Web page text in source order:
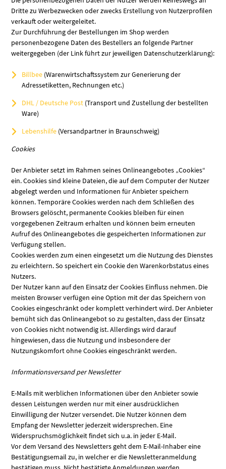
Dritte zu Werbezwecken oder zwecks Erstellung von Nutzerprofilen
verkauft oder weitergeleitet.
Zur Durchführung der Bestellungen im Shop werden
personenbezogene Daten des Bestellers an folgende Partner
weitergegeben (der Link führt zur jeweiligen Datenschutzerklärung):
Billbee (Warenwirtschaftssystem zur Generierung der
Adressetiketten, Rechnungen etc.)
DHL / Deutsche Post (Transport und Zustellung der bestellten
Ware)
Lebenshilfe (Versandpartner in Braunschweig)
Cookies
Der Anbieter setzt im Rahmen seines Onlineangebotes „Cookies“
ein. Cookies sind kleine Dateien, die auf dem Computer der Nutzer
abgelegt werden und Informationen für Anbieter speichern
können. Temporäre Cookies werden nach dem Schließen des
Browsers gelöscht, permanente Cookies bleiben für einen
vorgegebenen Zeitraum erhalten und können beim erneuten
Aufruf des Onlineangebotes die gespeicherten Informationen zur
Verfügung stellen.
Cookies werden zum einen eingesetzt um die Nutzung des Dienstes
zu erleichtern. So speichert ein Cookie den Warenkorbstatus eines
Nutzers.
Der Nutzer kann auf den Einsatz der Cookies Einfluss nehmen. Die
meisten Browser verfügen eine Option mit der das Speichern von
Cookies eingeschränkt oder komplett verhindert wird. Der Anbieter
bemüht sich das Onlineangebot so zu gestalten, dass der Einsatz
von Cookies nicht notwendig ist. Allerdings wird darauf
hingewiesen, dass die Nutzung und insbesondere der
Nutzungskomfort ohne Cookies eingeschränkt werden.
Informationsversand per Newsletter
E-Mails mit werblichen Informationen über den Anbieter sowie
dessen Leistungen werden nur mit einer ausdrücklichen
Einwilligung der Nutzer versendet. Die Nutzer können dem
Empfang der Newsletter jederzeit widersprechen. Eine
Widerspruchsmöglichkeit findet sich u.a. in jeder E-Mail.
Vor dem Versand des Newsletters geht dem E-Mail-Inhaber eine
Bestätigungsemail zu, in welcher er die Newsletteranmeldung